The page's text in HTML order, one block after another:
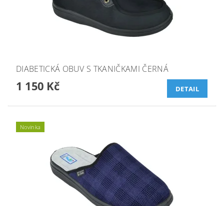
DIABETICKÁ OBUV S TKANIČKAMI ČERNÁ
1 150 Kč DETAIL
Novinka